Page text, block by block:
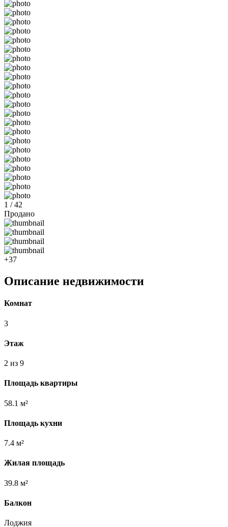
1 / 42
Продано
+37
Описание недвижимости
Комнат
3
Этаж
2 из 9
Площадь квартиры
58.1 м²
Площадь кухни
7.4 м²
Жилая площадь
39.8 м²
Балкон
Лоджия